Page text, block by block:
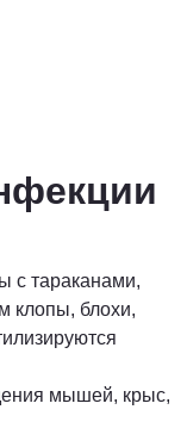
с тараканами,
клопы, блохи,
мышей, крыс,